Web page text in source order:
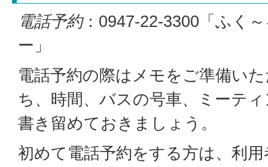
電話予約：0947-22-3300「ふく
ー」
電話予約の際はメモをご準備い
ち、時間、バスの号車、ミーテ
書き留めておきましょう。
初めて電話予約をする方は、利